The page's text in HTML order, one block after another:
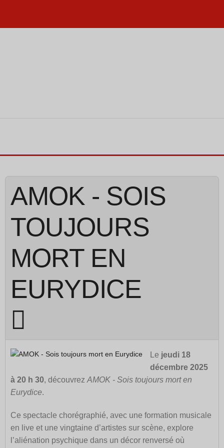
AMOK - SOIS
TOUJOURS
MORT EN
EURYDICE
Le jeudi 18
décembre 2025
à 20 h 30, découvrez AMOK - Sois toujours mort en
Eurydice.
Ce spectacle chorégraphié, avec une formation musicale
en live et une vingtaine d’artistes sur scène, explore
l’aliénation psychique dans un décor renversé où